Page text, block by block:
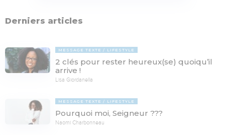
Derniers articles
MESSAGE TEXTE LIFESTYLE
2 clés pour rester heureux(se) quoiqu’il
arrive !
Lisa Giordanella
MESSAGE TEXTE LIFESTYLE
Pourquoi moi, Seigneur ???
Naomi Charbonneau